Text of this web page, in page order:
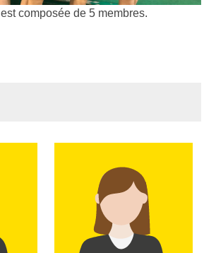
est composée de 5 membres.